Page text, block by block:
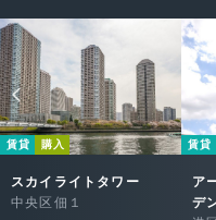
賃貸 購入
スカイライトタワー
中央区佃１
賃貸
ア
デ